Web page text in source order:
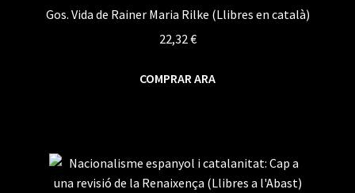
Gos. Vida de Rainer Maria Rilke (Llibres en català)
22,32€
COMPRAR ARA